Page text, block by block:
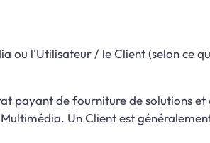
ou l'Utilisateur / le Client (selon ce
payant de fourniture de solutions
Un Client est